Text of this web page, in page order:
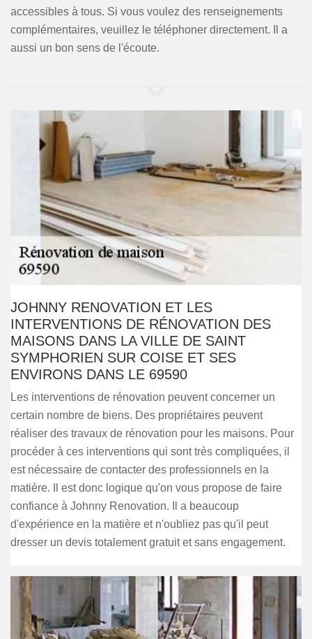
accessibles à tous. Si vous voulez des renseignements
complémentaires, veuillez le téléphoner directement. Il a
aussi un bon sens de l'écoute.
JOHNNY RENOVATION ET LES
INTERVENTIONS DE RÉNOVATION DES
MAISONS DANS LA VILLE DE SAINT
SYMPHORIEN SUR COISE ET SES
ENVIRONS DANS LE 69590
Les interventions de rénovation peuvent concerner un
certain nombre de biens. Des propriétaires peuvent
réaliser des travaux de rénovation pour les maisons. Pour
procéder à ces interventions qui sont très compliquées, il
est nécessaire de contacter des professionnels en la
matière. Il est donc logique qu'on vous propose de faire
confiance à Johnny Renovation. Il a beaucoup
d'expérience en la matière et n'oubliez pas qu'il peut
dresser un devis totalement gratuit et sans engagement.